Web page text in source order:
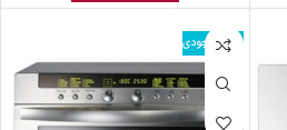
اتمام موجودی